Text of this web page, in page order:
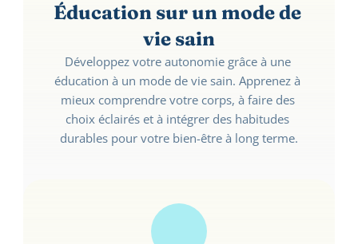
Éducation sur un mode de
vie sain
Développez votre autonomie grâce à une
éducation à un mode de vie sain. Apprenez à
mieux comprendre votre corps, à faire des
choix éclairés et à intégrer des habitudes
durables pour votre bien-être à long terme.